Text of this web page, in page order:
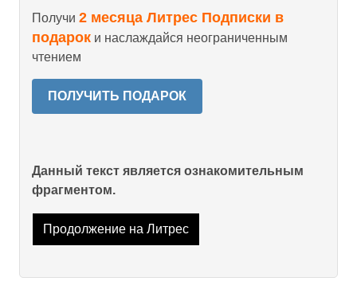
Получи 2 месяца Литрес Подписки в
подарок и наслаждайся неограниченным
чтением
ПОЛУЧИТЬ ПОДАРОК
Данный текст является ознакомительным
фрагментом.
Продолжение на Литрес